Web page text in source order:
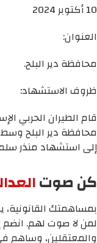
10 أكتوبر 2024
العنوان:
محافظة دير البلح.
ظروف الاستشهاد:
قام الطيران الحربي
محافظة دير البلح
إلى استشهاد منذر
كن صوت
بمساهمتك
لمن لا صوت لهم. انضم
والمعتقلين، وساهم